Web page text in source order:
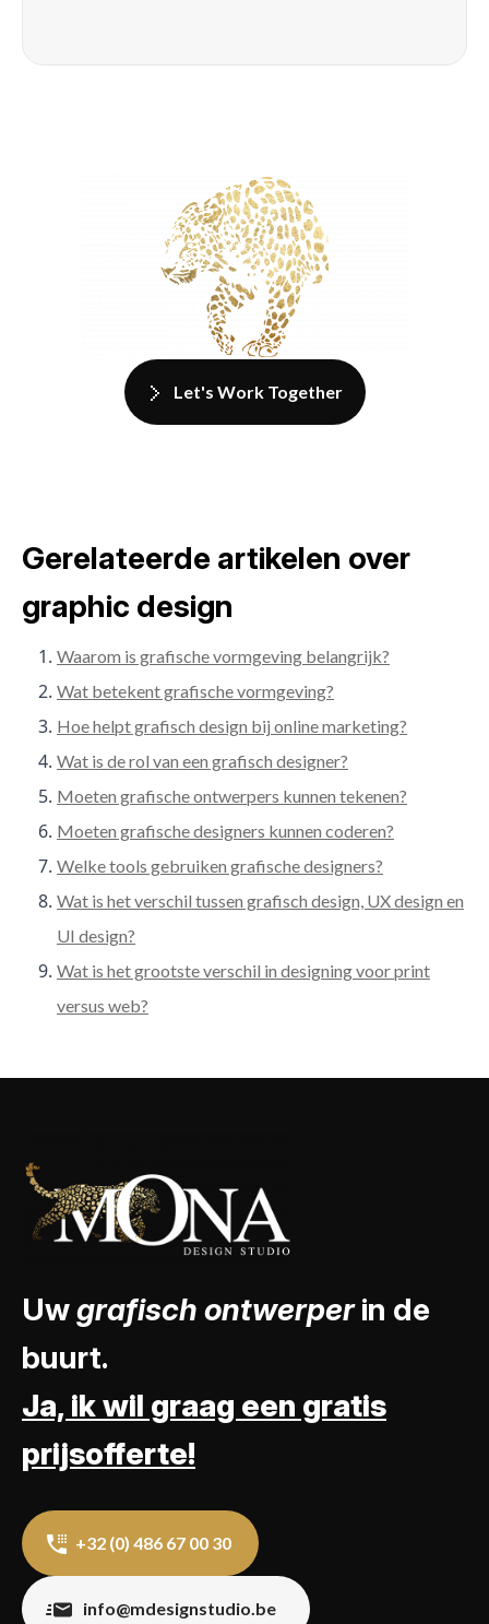
Let's Work Together
Gerelateerde artikelen over
graphic design
Waarom is grafische vormgeving belangrijk?
Wat betekent grafische vormgeving?
Hoe helpt grafisch design bij online marketing?
Wat is de rol van een grafisch designer?
Moeten grafische ontwerpers kunnen tekenen?
Moeten grafische designers kunnen coderen?
Welke tools gebruiken grafische designers?
Wat is het verschil tussen grafisch design, UX design en
UI design?
Wat is het grootste verschil in designing voor print
versus web?
Uwgrafisch ontwerperin de
buurt.
Ja, ik wil graag een gratis
prijsofferte!
+32 (0) 486 67 00 30
info@mdesignstudio.be